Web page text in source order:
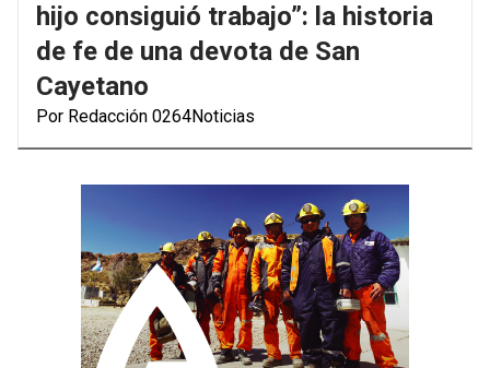
hijo consiguió trabajo”: la historia
de fe de una devota de San
Cayetano
Por Redacción 0264Noticias